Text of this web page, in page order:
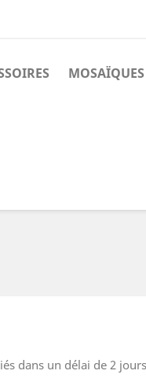
MOSAÏQUES
dans un délai de 2